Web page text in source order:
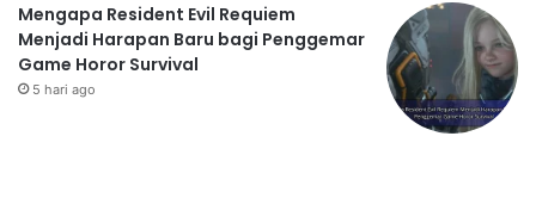
Mengapa Resident Evil Requiem
Menjadi Harapan Baru bagi Penggemar
Game Horor Survival
5 hari ago